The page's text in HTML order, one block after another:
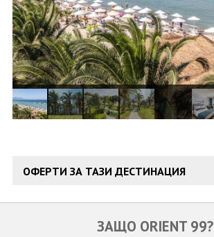
ПОСЛЕДВАЙТЕ НИ
ОФЕРТИ ЗА ТАЗИ ДЕСТИНАЦИЯ
ЗАЩО ORIENT 99?